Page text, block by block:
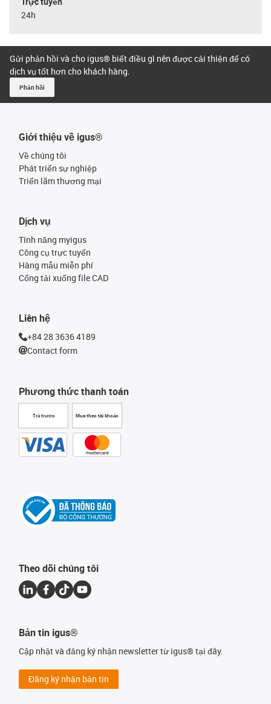
24h
Gửi phản hồi và cho igus® biết điều gì nên được cải thiện để có
dịch vụ tốt hơn cho khách hàng.
Phản hồi
Giới thiệu về igus®
Về chúng tôi
Phát triển sự nghiệp
Triển lãm thương mại
Phương thức thanh toán
Trả trước Mua theo tài khoản
Dịch vụ
Tính năng myigus
Công cụ trực tuyến
Hàng mẫu miễn phí
Cổng tải xuống file CAD
Liên hệ
+84 28 3636 4189
Contact form
Theo dõi chúng tôi
Bản tin igus®
Cập nhật và đăng ký nhận newsletter từ igus® tại đây.
Đăng ký nhận bản tin